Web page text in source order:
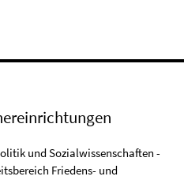
und Sozialwissenschaften -
Friedens- und